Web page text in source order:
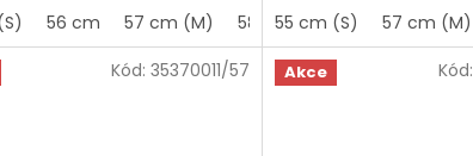
cm (XXL) 64 cm
56 cm 57 cm (M) 58 cm 59 cm (L) 60 cm
55 cm (S) 57 cm (M)
Kód: 35370011/57 Akce Kód: